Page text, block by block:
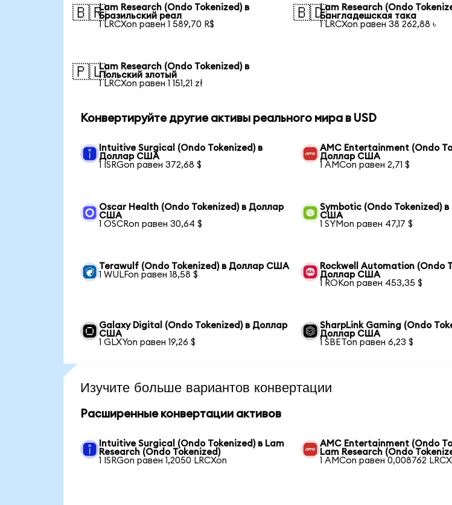
🇧🇷Lam Research (Ondo Tokenized) в
Бразильский реал
1 LRCXon равен 1 589,70 R$
🇧🇩Lam Research (Ondo
Бангладешская така
1 LRCXon равен 38 262,88 ৳
🇵🇱Lam Research (Ondo Tokenized) в
Польский злотый
1 LRCXon равен 1 151,21 zł
Конвертируйте другие активы реального мира в USD
Intuitive Surgical (Ondo Tokenized) в
Доллар США
1 ISRGon равен 372,68 $
AMC Entertainment (Ondo
Доллар США
1 AMCon равен 2,71 $
Oscar Health (Ondo Tokenized) в Доллар
США
1 OSCRon равен 30,64 $
Symbotic (Ondo Tokenized)
США
1 SYMon равен 47,17 $
Terawulf (Ondo Tokenized) в Доллар США
1 WULFon равен 18,58 $
Rockwell Automation (Ondo
Доллар США
1 ROKon равен 453,35 $
Galaxy Digital (Ondo Tokenized) в Доллар
США
1 GLXYon равен 19,26 $
SharpLink Gaming (Ondo
Доллар США
1 SBETon равен 6,23 $
Изучите больше вариантов конвертации
Расширенные конвертации активов
Intuitive Surgical (Ondo Tokenized) в Lam
Research (Ondo Tokenized)
1 ISRGon равен 1,2050 LRCXon
AMC Entertainment (Ondo
Lam Research (Ondo
1 AMCon равен 0,008762